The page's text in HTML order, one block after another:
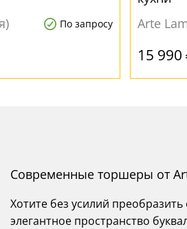
По запросу
Arte
15 990
Современные торшеры от
Хотите без усилий
элегантное пространство